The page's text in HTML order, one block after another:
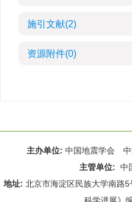
施引文献(2)
资源附件(0)
主办单位: 中国地震学会
主管单位: 中
地址: 北京市海淀区民族大学南路